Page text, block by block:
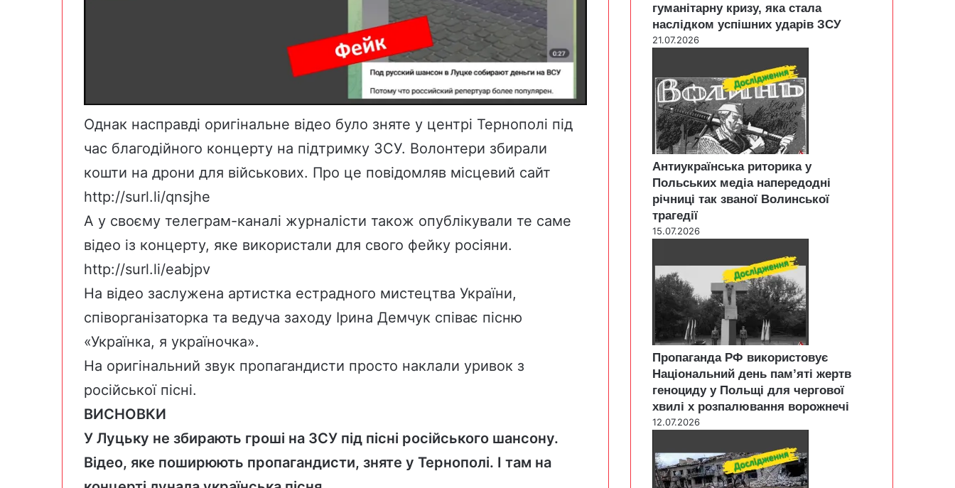
Однак насправді оригінальне відео було зняте у центрі Тернополі під
час благодійного концерту на підтримку ЗСУ. Волонтери збирали
кошти на дрони для військових. Про це повідомляв місцевий сайт
http://surl.li/qnsjhe
А у своєму телеграм-каналі журналісти також опублікували те саме
відео із концерту, яке використали для свого фейку росіяни.
http://surl.li/eabjpv
На відео заслужена артистка естрадного мистецтва України,
співорганізаторка та ведуча заходу Ірина Демчук співає пісню
«Українка, я україночка».
На оригінальний звук пропагандисти просто наклали уривок з
російської пісні.
ВИСНОВКИ
У Луцьку не збирають гроші на ЗСУ під пісні російського шансону.
Відео, яке поширюють пропагандисти, зняте у Тернополі. І там на
гуманітарну кризу, яка стала
наслідком успішних ударів ЗСУ
21.07.2026
Антиукраїнська риторика у
Польських медіа напередодні
річниці так званої Волинської
трагедії
15.07.2026
Пропаганда РФ використовує
Національний день пам’яті жертв
геноциду у Польщі для чергової
хвилі х розпалювання ворожнечі
12.07.2026